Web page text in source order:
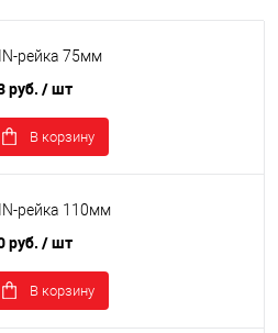
рейка 75мм
руб. / шт
В корзину
рейка 110мм
руб. / шт
В корзину